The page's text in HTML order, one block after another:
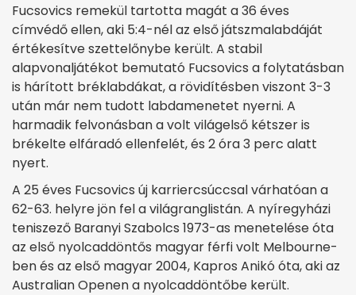
Fucsovics remekül tartotta magát a 36 éves
címvédő ellen, aki 5:4-nél az első játszmalabdáját
értékesítve szettelőnybe került. A stabil
alapvonaljátékot bemutató Fucsovics a folytatásban
is hárított bréklabdákat, a rövidítésben viszont 3-3
után már nem tudott labdamenetet nyerni. A
harmadik felvonásban a volt világelső kétszer is
brékelte elfáradó ellenfelét, és 2 óra 3 perc alatt
nyert.
A 25 éves Fucsovics új karriercsúccsal várhatóan a
62-63. helyre jön fel a világranglistán. A nyíregyházi
teniszező Baranyi Szabolcs 1973-as menetelése óta
az első nyolcaddöntős magyar férfi volt Melbourne-
ben és az első magyar 2004, Kapros Anikó óta, aki az
Australian Openen a nyolcaddöntőbe került.